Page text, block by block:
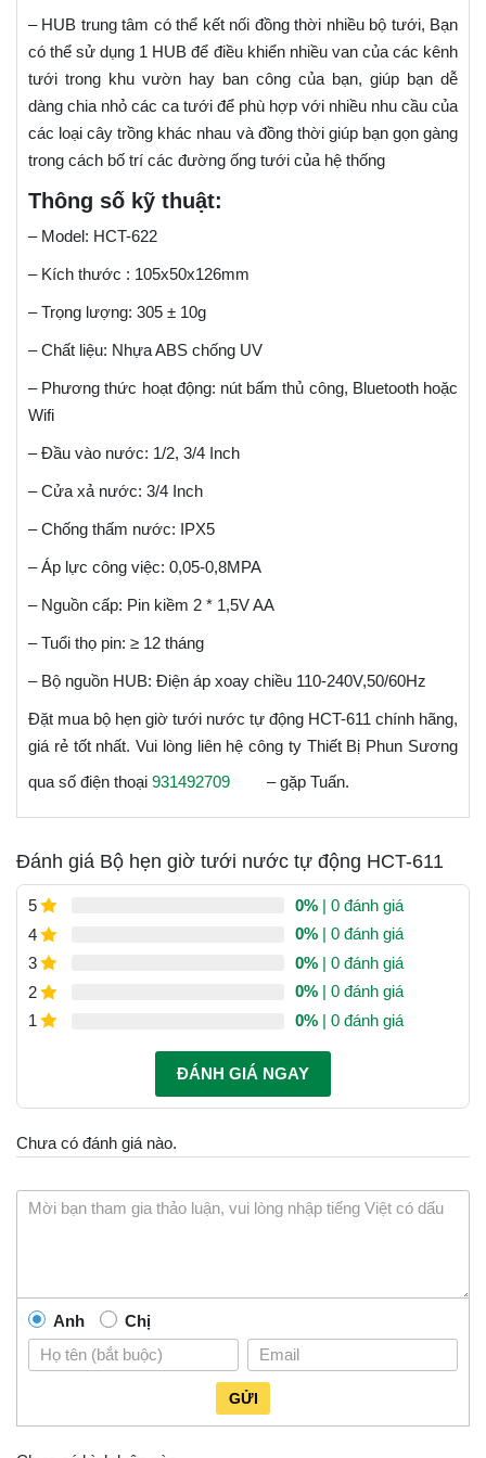
– HUB trung tâm có thể kết nối đồng thời nhiều bộ tưới, Bạn
có thể sử dụng 1 HUB để điều khiển nhiều van của các kênh
tưới trong khu vườn hay ban công của bạn, giúp bạn dễ
dàng chia nhỏ các ca tưới để phù hợp với nhiều nhu cầu của
các loại cây trồng khác nhau và đồng thời giúp bạn gọn gàng
trong cách bố trí các đường ống tưới của hệ thống
Thông số kỹ thuật:
– Model: HCT-622
– Kích thước : 105x50x126mm
– Trọng lượng: 305 ± 10g
– Chất liệu: Nhựa ABS chống UV
– Phương thức hoạt động: nút bấm thủ công, Bluetooth hoặc
Wifi
– Đầu vào nước: 1/2, 3/4 Inch
– Cửa xả nước: 3/4 Inch
– Chống thấm nước: IPX5
– Áp lực công việc: 0,05-0,8MPA
– Nguồn cấp: Pin kiềm 2 * 1,5V AA
– Tuổi thọ pin: ≥ 12 tháng
– Bộ nguồn HUB: Điện áp xoay chiều 110-240V,50/60Hz
Đặt mua bộ hẹn giờ tưới nước tự động HCT-611 chính hãng,
giá rẻ tốt nhất. Vui lòng liên hệ công ty Thiết Bị Phun Sương
qua số điện thoại 931492709 – gặp Tuấn.
Đánh giá Bộ hẹn giờ tưới nước tự động HCT-611
5 0% | 0 đánh giá
4
0% | 0 đánh giá
3
0% | 0 đánh giá
2
0% | 0 đánh giá
1
0% | 0 đánh giá
ĐÁNH GIÁ NGAY
Chưa có đánh giá nào.
Anh Chị
GỬI